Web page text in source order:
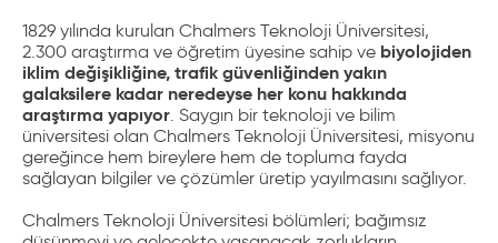
1829 yılında kurulan Chalmers Teknoloji Üniversitesi,
2.300 araştırma ve öğretim üyesine sahip ve biyolojiden
iklim değişikliğine, trafik güvenliğinden yakın
galaksilere kadar neredeyse her konu hakkında
araştırma yapıyor. Saygın bir teknoloji ve bilim
üniversitesi olan Chalmers Teknoloji Üniversitesi, misyonu
gereğince hem bireylere hem de topluma fayda
sağlayan bilgiler ve çözümler üretip yayılmasını sağlıyor.
Chalmers Teknoloji Üniversitesi bölümleri; bağımsız